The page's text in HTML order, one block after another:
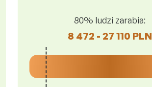
80% ludzi zarabia:
8 472 - 27 110 PLN